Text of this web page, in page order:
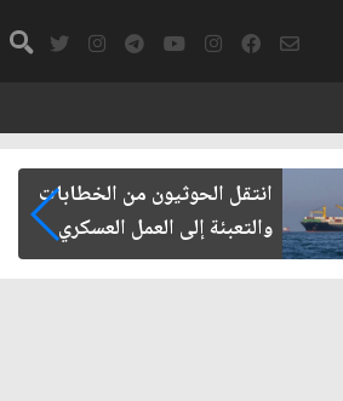
انتقل الحوثيون من الخطابات
والتعبئة إلى العمل العسكري